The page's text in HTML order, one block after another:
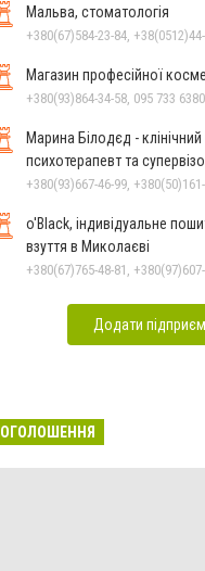
Мальва, стоматологія
Магазин професійної
+380(93)864-34-58, 095 733 6380
Марина Білодєд -
психотерапевт та
+380(93)667-46-99,
o'Black, індивідуальне
взуття в Миколаєві
+380(67)765-48-81,
Додати
ОГОЛОШЕННЯ